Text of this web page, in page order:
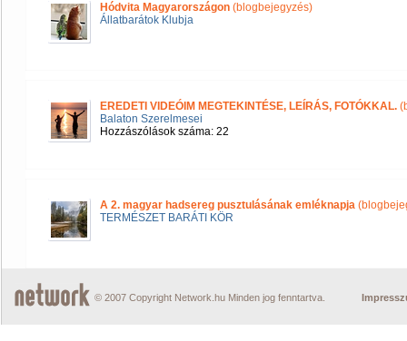
Hódvita Magyarországon (blogbejegyzés)
Állatbarátok Klubja
EREDETI VIDEÓIM MEGTEKINTÉSE, LEÍRÁS, FOTÓKKAL.
Balaton Szerelmesei
Hozzászólások száma: 22
A 2. magyar hadsereg pusztulásának emléknapja
TERMÉSZET BARÁTI KÖR
© 2007 Copyright Network.hu Minden jog fenntartva.